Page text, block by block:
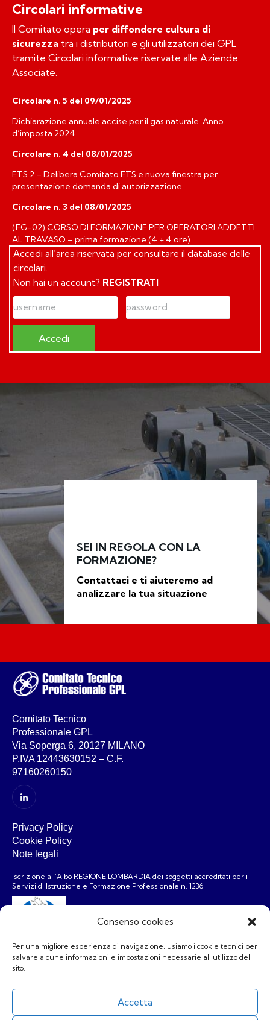
Consenso cookies
Per una migliore esperienza di navigazione, usiamo i cookie tecnici per
salvare alcune informazioni e impostazioni necessarie all'utilizzo del
sito.
Accetta
Circolari informative
Il Comitato opera per diffondere cultura di
sicurezza tra i distributori e gli utilizzatori dei GPL
tramite Circolari informative riservate alle Aziende
Associate.
Circolare n. 5 del 09/01/2025
Dichiarazione annuale accise per il gas naturale. Anno
d’imposta 2024
Circolare n. 4 del 08/01/2025
ETS 2 – Delibera Comitato ETS e nuova finestra per
presentazione domanda di autorizzazione
Circolare n. 3 del 08/01/2025
(FG-02) CORSO DI FORMAZIONE PER OPERATORI ADDETTI
AL TRAVASO – prima formazione (4 + 4 ore)
Accedi all’area riservata per consultare il database delle
circolari.
Non hai un account? REGISTRATI
Accedi
SEI IN REGOLA CON LA
FORMAZIONE?
Contattaci e ti aiuteremo ad
analizzare la tua situazione
Comitato Tecnico
Professionale GPL
Via Soperga 6, 20127 MILANO
P.IVA 12443630152 – C.F.
97160260150
Privacy Policy
Cookie Policy
Note legali
Iscrizione all’Albo REGIONE LOMBARDIA dei soggetti accreditati per i
Servizi di Istruzione e Formazione Professionale n. 1236
Associazione
Formazione